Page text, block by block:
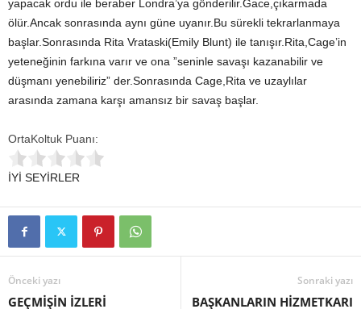
yapacak ordu ile beraber Londra’ya gönderilir.Gace,çıkarmada
ölür.Ancak sonrasında aynı güne uyanır.Bu sürekli tekrarlanmaya
başlar.Sonrasında Rita Vrataski(Emily Blunt) ile tanışır.Rita,Cage’in
yeteneğinin farkına varır ve ona ”seninle savaşı kazanabilir ve
düşmanı yenebiliriz” der.Sonrasında Cage,Rita ve uzaylılar
arasında zamana karşı amansız bir savaş başlar.
OrtaKoltuk Puanı:
İYİ SEYİRLER
Önceki yazı
GEÇMİŞİN İZLERİ
Sonraki yazı
BAŞKANLARIN HİZMETKARI